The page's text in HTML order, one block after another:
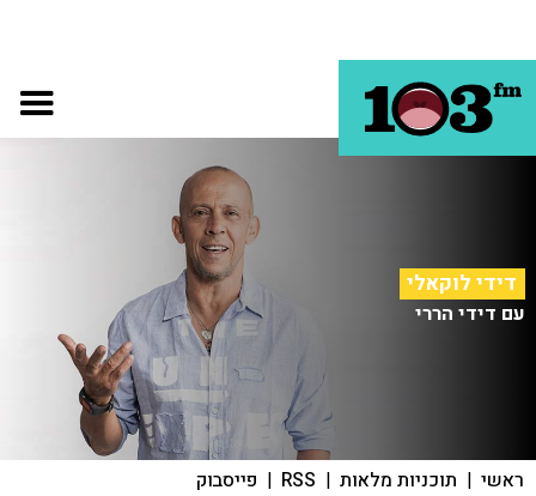
דידי לוקאלי
עם דידי הררי
ראשי | תוכניות מלאות |
RSS
| פייסבוק